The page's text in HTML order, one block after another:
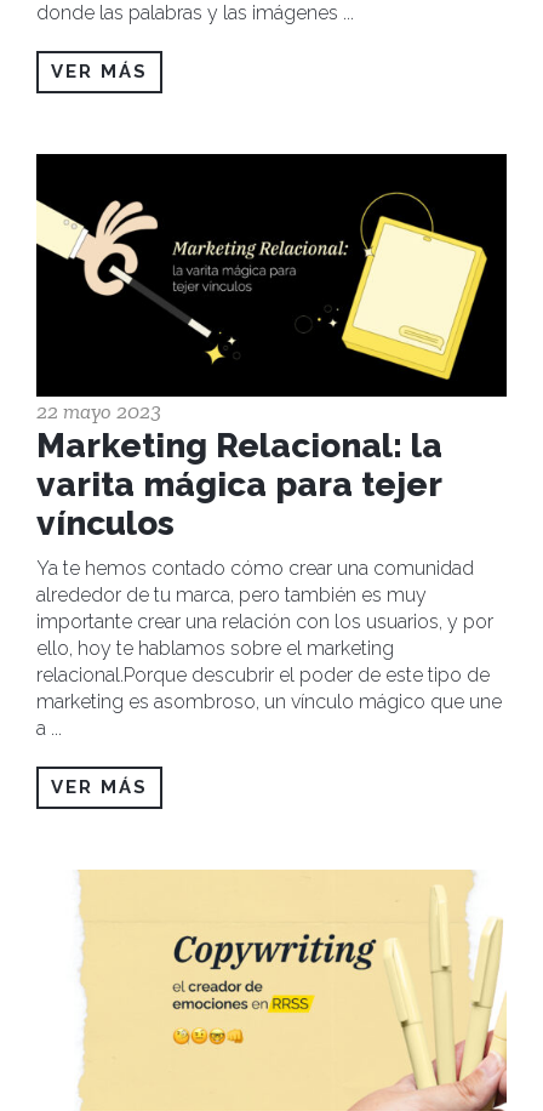
donde las palabras y las imágenes ...
VER MÁS
22 mayo 2023
Marketing Relacional: la
varita mágica para tejer
vínculos
Ya te hemos contado cómo crear una comunidad
alrededor de tu marca, pero también es muy
importante crear una relación con los usuarios, y por
ello, hoy te hablamos sobre el marketing
relacional.Porque descubrir el poder de este tipo de
marketing es asombroso, un vínculo mágico que une
a ...
VER MÁS